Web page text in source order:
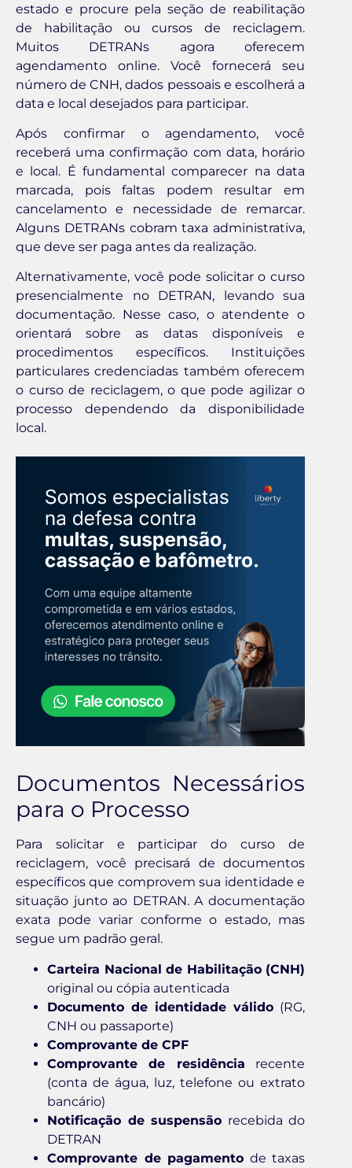
estado e procure pela seção de reabilitação
de habilitação ou cursos de reciclagem.
Muitos DETRANs agora oferecem
agendamento online. Você fornecerá seu
número de CNH, dados pessoais e escolherá a
data e local desejados para participar.
Após confirmar o agendamento, você
receberá uma confirmação com data, horário
e local. É fundamental comparecer na data
marcada, pois faltas podem resultar em
cancelamento e necessidade de remarcar.
Alguns DETRANs cobram taxa administrativa,
que deve ser paga antes da realização.
Alternativamente, você pode solicitar o curso
presencialmente no DETRAN, levando sua
documentação. Nesse caso, o atendente o
orientará sobre as datas disponíveis e
procedimentos específicos. Instituições
particulares credenciadas também oferecem
o curso de reciclagem, o que pode agilizar o
processo dependendo da disponibilidade
local.
Documentos Necessários
para o Processo
Para solicitar e participar do curso de
reciclagem, você precisará de documentos
específicos que comprovem sua identidade e
situação junto ao DETRAN. A documentação
exata pode variar conforme o estado, mas
segue um padrão geral.
Carteira Nacional de Habilitação (CNH)
original ou cópia autenticada
Documento de identidade válido (RG,
CNH ou passaporte)
Comprovante de CPF
Comprovante de residência recente
(conta de água, luz, telefone ou extrato
bancário)
Notificação de suspensão recebida do
DETRAN
Comprovante de pagamento de taxas